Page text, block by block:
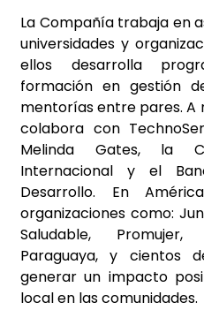
La Compañía trabaja en
universidades y
ellos desarrolla
formación en gestión
mentorías entre pares. A
colabora con
Melinda Gates, la
Internacional y el
Desarrollo. En
organizaciones como:
Saludable, Promujer,
Paraguaya, y cientos
generar un impacto
local en las comunidades.